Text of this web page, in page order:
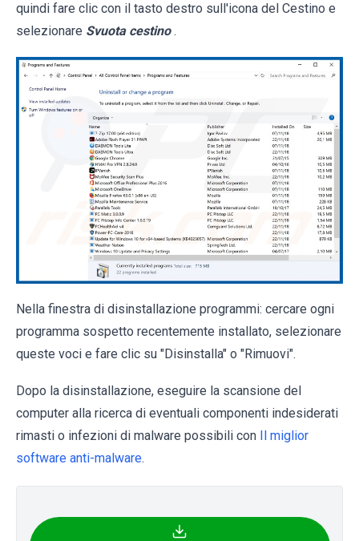
quindi fare clic con il tasto destro sull'icona del Cestino e
selezionare Svuota cestino .
Nella finestra di disinstallazione programmi: cercare ogni
programma sospetto recentemente installato, selezionare
queste voci e fare clic su "Disinstalla" o "Rimuovi".
Dopo la disinstallazione, eseguire la scansione del
computer alla ricerca di eventuali componenti indesiderati
rimasti o infezioni di malware possibili con Il miglior
software anti-malware.